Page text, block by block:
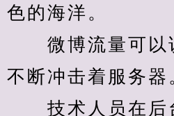
色的海洋。
微博流量可以
不断冲击着服务器
技术人员在后